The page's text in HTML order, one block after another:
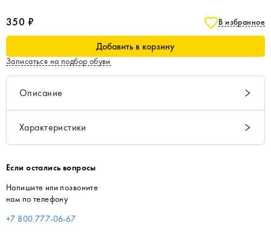
350 ₽ В избранное
Добавить в корзину
Записаться на подбор обуви
Описание
Характеристики
Если остались вопросы
Напишите или позвоните
нам по телефону
+7 800 777-06-67